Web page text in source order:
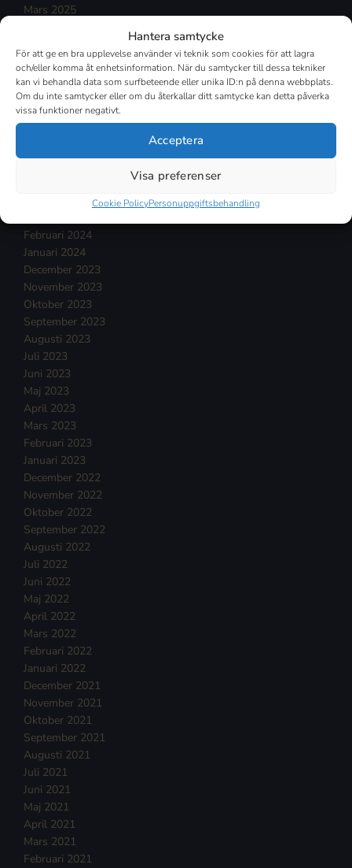
Hantera samtycke
För att ge en bra upplevelse använder vi teknik som cookies för att lagra
och/eller komma åt enhetsinformation. När du samtycker till dessa tekniker
kan vi behandla data som surfbeteende eller unika ID:n på denna webbplats.
Om du inte samtycker eller om du återkallar ditt samtycke kan detta påverka
vissa funktioner negativt.
Acceptera
Visa preferenser
Cookie PolicyPersonuppgiftsbehandling
Mars 2025
December 2024
November 2024
Oktober 2024
September 2024
Februari 2024
Januari 2024
December 2023
November 2023
Oktober 2023
September 2023
Augusti 2023
Juli 2023
Juni 2023
Maj 2023
April 2023
Mars 2023
Februari 2023
Januari 2023
December 2022
November 2022
Oktober 2022
September 2022
Augusti 2022
Juli 2022
Juni 2022
Maj 2022
April 2022
Mars 2022
Februari 2022
Januari 2022
December 2021
November 2021
Oktober 2021
September 2021
Augusti 2021
Juli 2021
Juni 2021
Maj 2021
April 2021
Mars 2021
Februari 2021